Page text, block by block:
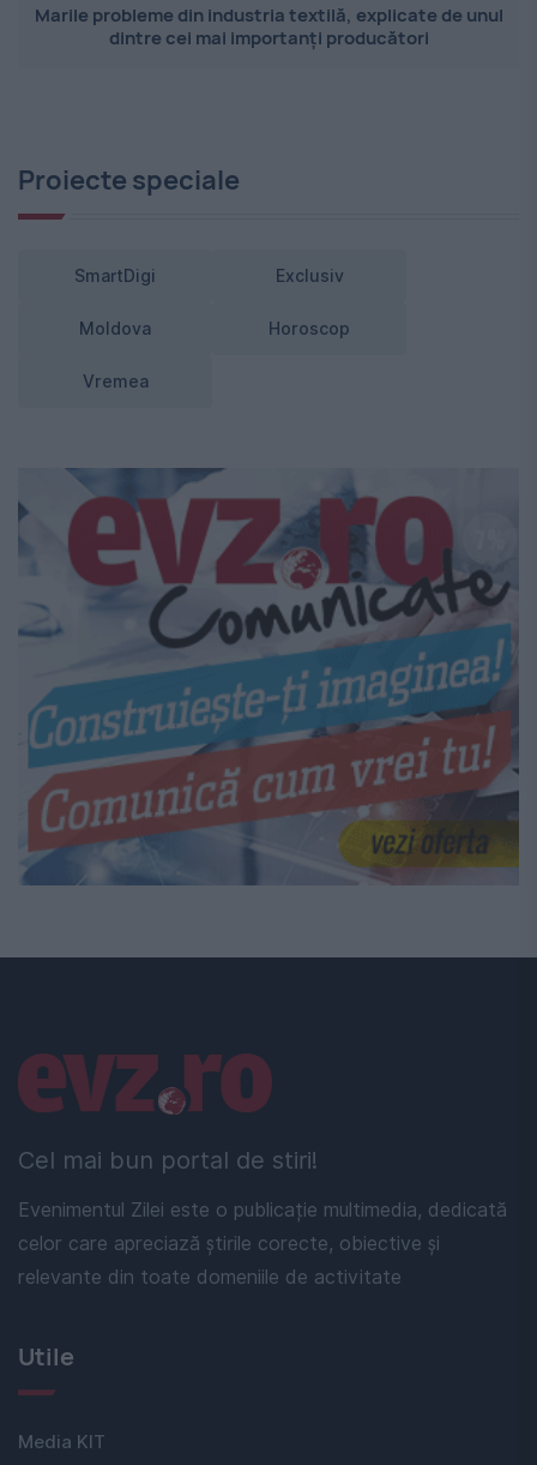
Marile probleme din industria textilă, explicate de unul
dintre cei mai importanți producători
Proiecte speciale
SmartDigi Exclusiv
Moldova Horoscop
Vremea
Cel mai bun portal de stiri!
Evenimentul Zilei este o publicație multimedia, dedicată
celor care apreciază știrile corecte, obiective și
relevante din toate domeniile de activitate
Linkuri utile
Utile
Media KIT